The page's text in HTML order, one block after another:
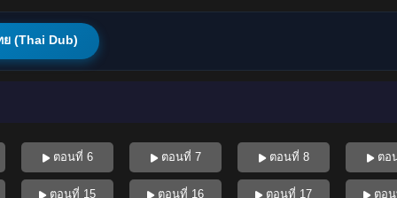
ย (Thai Dub)
ตอนที่ 6 ตอนที่ 7 ตอนที่ 8 ตอ
ตอนที่ 15 ตอนที่ 16 ตอนที่ 17 ตอ